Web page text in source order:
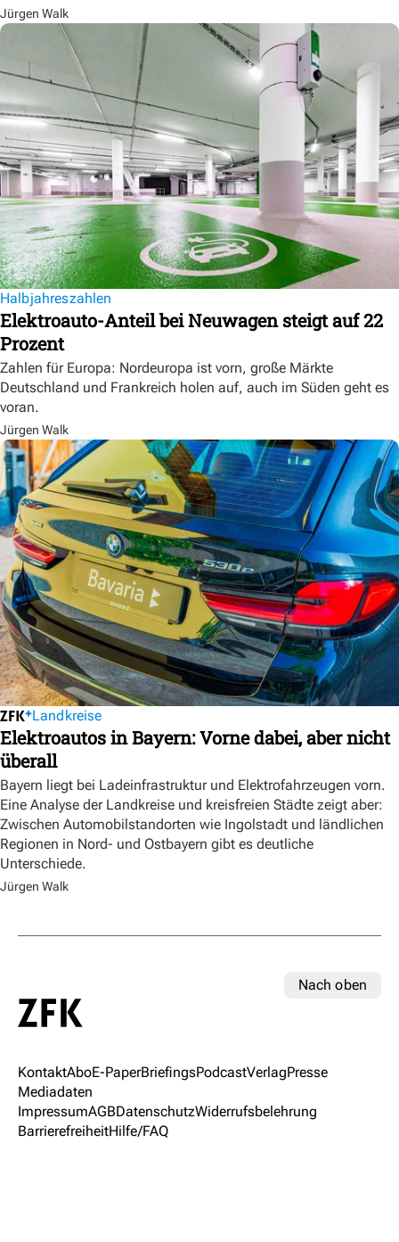
Jürgen Walk
Halbjahreszahlen
Elektroauto-Anteil bei Neuwagen steigt auf 22
Prozent
Zahlen für Europa: Nordeuropa ist vorn, große Märkte
Deutschland und Frankreich holen auf, auch im Süden geht es
voran.
Jürgen Walk
Landkreise
Elektroautos in Bayern: Vorne dabei, aber nicht
überall
Bayern liegt bei Ladeinfrastruktur und Elektrofahrzeugen vorn.
Eine Analyse der Landkreise und kreisfreien Städte zeigt aber:
Zwischen Automobilstandorten wie Ingolstadt und ländlichen
Regionen in Nord- und Ostbayern gibt es deutliche
Unterschiede.
Jürgen Walk
Nach oben
KontaktAboE-PaperBriefingsPodcastVerlagPresse
Mediadaten
ImpressumAGBDatenschutzWiderrufsbelehrung
BarrierefreiheitHilfe/FAQ